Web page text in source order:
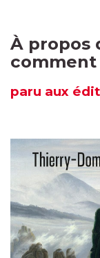
À propos
comment
paru aux